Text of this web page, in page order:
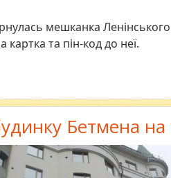
мешканка
картка та пін-код до неї.
Бетмена на